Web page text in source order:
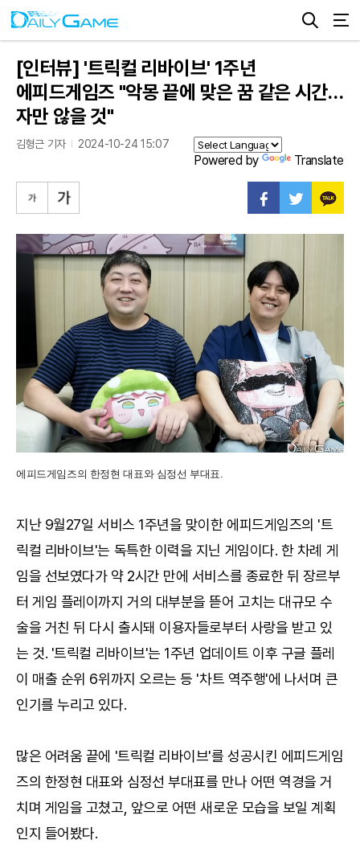
[인터뷰] '트릭컬 리바이브' 1주년
에피드게임즈 "악몽 끝에 맞은 꿈 같은 시간…
자만 않을 것"
김형근 기자 2024-10-24 15:07
Powered by Translate
에피드게임즈의 한정현 대표와 심정선 부대표.
지난 9월27일 서비스 1주년을 맞이한 에피드게임즈의 '트
릭컬 리바이브'는 독특한 이력을 지닌 게임이다. 한 차례 게
임을 선보였다가 약 2시간 만에 서비스를 종료한 뒤 장르부
터 게임 플레이까지 거의 대부분을 뜯어 고치는 대규모 수
술을 거친 뒤 다시 출시돼 이용자들로부터 사랑을 받고 있
는 것. '트릭컬 리바이브'는 1주년 업데이트 이후 구글 플레
이 매출 순위 6위까지 오르는 등 '차트 역주행'에 나서며 큰
인기를 누리고 있다.
많은 어려움 끝에 '트릭컬 리바이브'를 성공시킨 에피드게임
즈의 한정현 대표와 심정선 부대표를 만나 어떤 역경을 거
치며 게임을 고쳤고, 앞으로 어떤 새로운 모습을 보일 계획
인지 들어봤다.